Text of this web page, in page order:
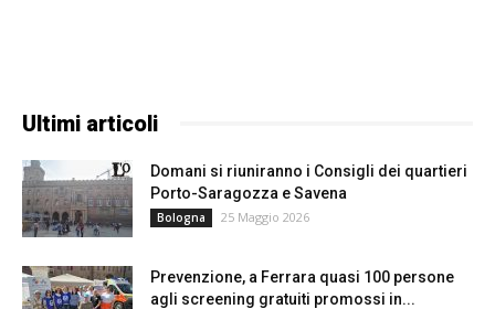
Ultimi articoli
Domani si riuniranno i Consigli dei quartieri
Porto-Saragozza e Savena
Bologna 25 Maggio 2026
Prevenzione, a Ferrara quasi 100 persone
agli screening gratuiti promossi in...